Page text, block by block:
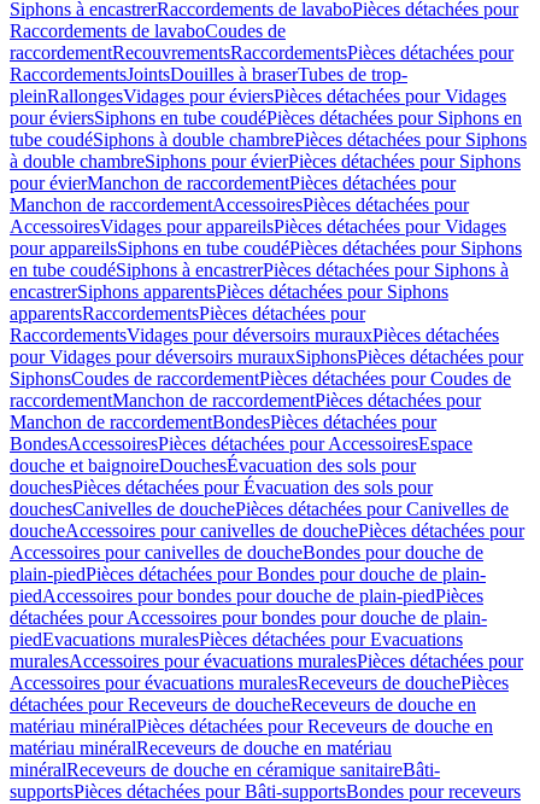
Siphons à encastrerRaccordements de lavaboPièces détachées pour
Raccordements de lavaboCoudes de
raccordementRecouvrementsRaccordementsPièces détachées pour
RaccordementsJointsDouilles à braserTubes de trop-
pleinRallongesVidages pour éviersPièces détachées pour Vidages
pour éviersSiphons en tube coudéPièces détachées pour Siphons en
tube coudéSiphons à double chambrePièces détachées pour Siphons
à double chambreSiphons pour évierPièces détachées pour Siphons
pour évierManchon de raccordementPièces détachées pour
Manchon de raccordementAccessoiresPièces détachées pour
AccessoiresVidages pour appareilsPièces détachées pour Vidages
pour appareilsSiphons en tube coudéPièces détachées pour Siphons
en tube coudéSiphons à encastrerPièces détachées pour Siphons à
encastrerSiphons apparentsPièces détachées pour Siphons
apparentsRaccordementsPièces détachées pour
RaccordementsVidages pour déversoirs murauxPièces détachées
pour Vidages pour déversoirs murauxSiphonsPièces détachées pour
SiphonsCoudes de raccordementPièces détachées pour Coudes de
raccordementManchon de raccordementPièces détachées pour
Manchon de raccordementBondesPièces détachées pour
BondesAccessoiresPièces détachées pour AccessoiresEspace
douche et baignoireDouchesÉvacuation des sols pour
douchesPièces détachées pour Évacuation des sols pour
douchesCanivelles de douchePièces détachées pour Canivelles de
doucheAccessoires pour canivelles de douchePièces détachées pour
Accessoires pour canivelles de doucheBondes pour douche de
plain-piedPièces détachées pour Bondes pour douche de plain-
piedAccessoires pour bondes pour douche de plain-piedPièces
détachées pour Accessoires pour bondes pour douche de plain-
piedEvacuations muralesPièces détachées pour Evacuations
muralesAccessoires pour évacuations muralesPièces détachées pour
Accessoires pour évacuations muralesReceveurs de douchePièces
détachées pour Receveurs de doucheReceveurs de douche en
matériau minéralPièces détachées pour Receveurs de douche en
matériau minéralReceveurs de douche en matériau
minéralReceveurs de douche en céramique sanitaireBâti-
supportsPièces détachées pour Bâti-supportsBondes pour receveurs